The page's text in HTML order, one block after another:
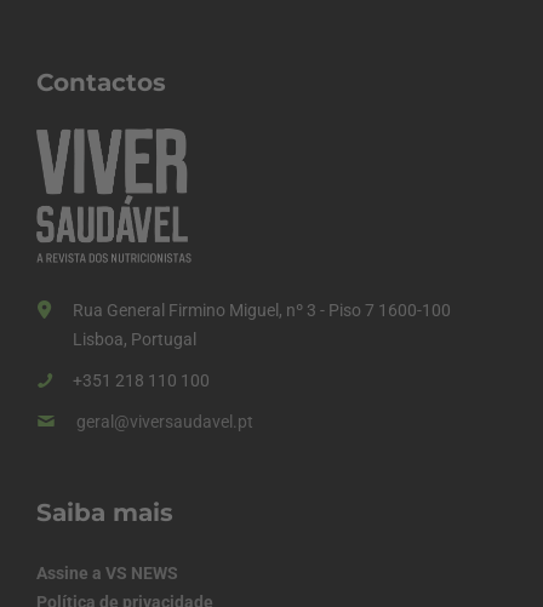
Contactos
Rua General Firmino Miguel, nº 3 - Piso 7 1600-100
Lisboa, Portugal
+351 218 110 100
geral@viversaudavel.pt
Saiba mais
Assine a VS NEWS
Política de privacidade